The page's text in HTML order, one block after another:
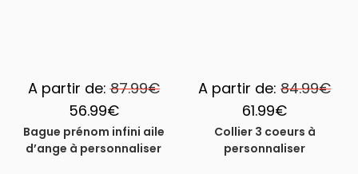
A partir de:87.99€
56.99€
Bague prénom infini aile
d’ange à personnaliser
A partir de: 84.99€
61.99€
Collier 3 coeurs à
personnaliser